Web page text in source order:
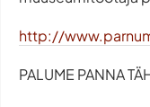
http://
PALUME PANNA